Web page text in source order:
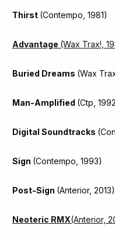
Thirst (Contempo, 1981)
Advantage (Wax Trax!,
Buried Dreams (Wax
Man-Amplified (Ctp,
Digital Soundtracks
Sign (Contempo, 1993)
Post-Sign (Anterior, 2013)
Neoteric RMX(Anterior,